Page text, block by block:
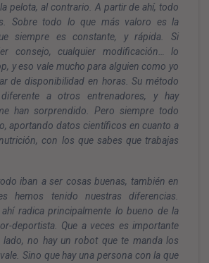
pelota, al contrario. A partir de ahí, todo
Sobre todo lo que más valoro es la
siempre es constante, y rápida. Si
consejo, cualquier modificación… lo
y eso vale mucho para alguien como yo
de disponibilidad en horas. Su método
a otros entrenadores, y hay
han sorprendido. Pero siempre todo
aportando datos científicos en cuanto a
con los que sabes que trabajas
iban a ser cosas buenas, también en
hemos tenido nuestras diferencias.
radica principalmente lo bueno de la
deportista. Que a veces es importante
no hay un robot que te manda los
Sino que hay una persona con la que